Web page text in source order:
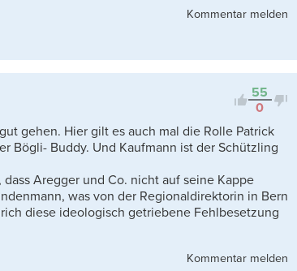
Kommentar melden
55
0
gehen. Hier gilt es auch mal die Rolle Patrick
Bögli- Buddy. Und Kaufmann ist der Schützling
Aregger und Co. nicht auf seine Kappe
was von der Regionaldirektorin in Bern
diese ideologisch getriebene Fehlbesetzung
Kommentar melden